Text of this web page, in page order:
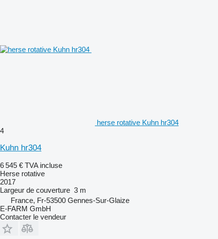
herse rotative Kuhn hr304
4
Kuhn hr304
6 545 € TVA incluse
Herse rotative
2017
Largeur de couverture 3 m
France, Fr-53500 Gennes-Sur-Glaize
E-FARM GmbH
Contacter le vendeur